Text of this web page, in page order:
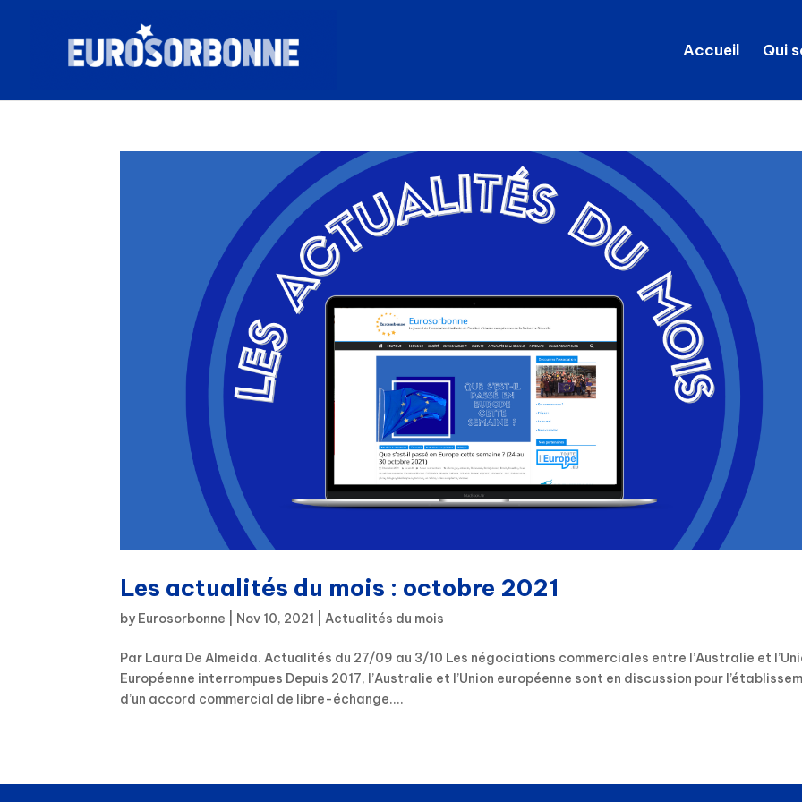
Accueil Qui
Les actualités du mois : octobre 2021
by Eurosorbonne Nov 10, 2021 |Actualités du mois
Par Laura De Almeida. Actualités du 27/09 au 3/10 Les négociations commerciales entre l’Australie et
Européenne interrompues Depuis 2017, l’Australie et l’Union européenne sont en discussion pour
d’un accord commercial de libre-échange....